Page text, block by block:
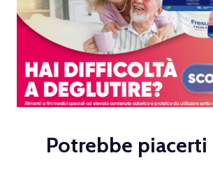
Potrebbe piacerti